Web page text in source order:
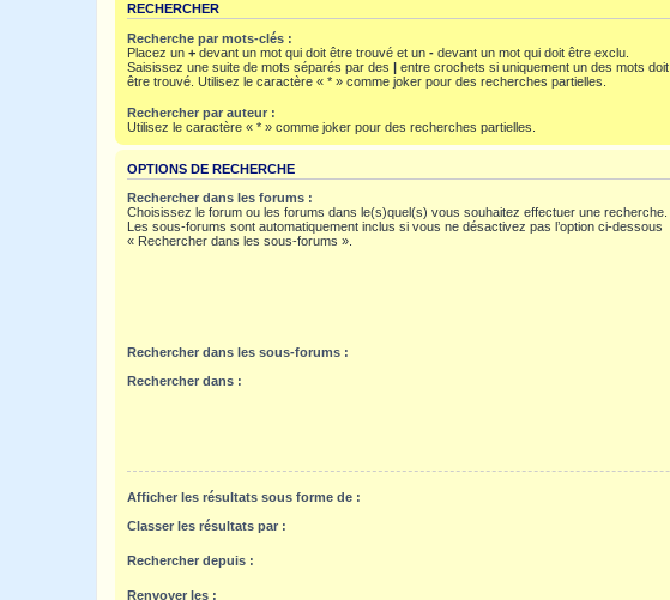
RECHERCHER
Recherche par mots-clés :
Placez un + devant un mot qui doit être trouvé et un - devant un mot qui doit être exclu.
Saisissez une suite de mots séparés par des | entre crochets si uniquement un des mots doit
être trouvé. Utilisez le caractère « * » comme joker pour des recherches partielles.
Rechercher par auteur :
Utilisez le caractère « * » comme joker pour des recherches partielles.
OPTIONS DE RECHERCHE
Rechercher dans les forums :
Choisissez le forum ou les forums dans le(s)quel(s) vous souhaitez effectuer une recherche.
Les sous-forums sont automatiquement inclus si vous ne désactivez pas l’option ci-dessous
« Rechercher dans les sous-forums ».
Rechercher dans les sous-forums :
Rechercher dans :
Afficher les résultats sous forme de :
Classer les résultats par :
Rechercher depuis :
Renvoyer les :